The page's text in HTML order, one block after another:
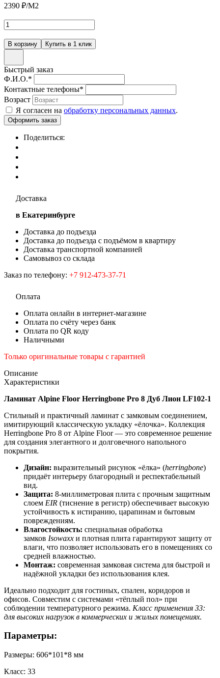
2390 ₽/М2
Быстрый заказ
Ф.И.О.*
Контактные телефоны*
Возраст
Я согласен на обработку персональных данных.
Поделиться:
Доставка
в Екатеринбурге
Доставка до подъезда
Доставка до подъезда с подъёмом в квартиру
Доставка транспортной компанией
Самовывоз со склада
Заказ по телефону: +7 912-473-37-71
Оплата
Оплата онлайн в интернет-магазине
Оплата по счёту через банк
Оплата по QR коду
Наличными
Только оригинальные товары с гарантией
Описание
Характеристики
Ламинат Alpine Floor Herringbone Pro 8 Дуб Лион LF102-1
Стильный и практичный ламинат с замковым соединением,
имитирующий классическую укладку «ёлочка». Коллекция
Herringbone Pro 8 от Alpine Floor — это современное решение
для создания элегантного и долговечного напольного
покрытия.
Дизайн: выразительный рисунок «ёлка» (herringbone)
придаёт интерьеру благородный и респектабельный
вид.
Защита: 8-миллиметровая плита с прочным защитным
слоем EIR (тиснение в регистр) обеспечивает высокую
устойчивость к истиранию, царапинам и бытовым
повреждениям.
Влагостойкость: специальная обработка
замков Isowaxx и плотная плита гарантируют защиту от
влаги, что позволяет использовать его в помещениях со
средней влажностью.
Монтаж: современная замковая система для быстрой и
надёжной укладки без использования клея.
Идеально подходит для гостиных, спален, коридоров и
офисов. Совместим с системами «тёплый пол» при
соблюдении температурного режима. Класс применения 33:
для высоких нагрузок в коммерческих и жилых помещениях.
Параметры:
Размеры: 606*101*8 мм
Класс: 33